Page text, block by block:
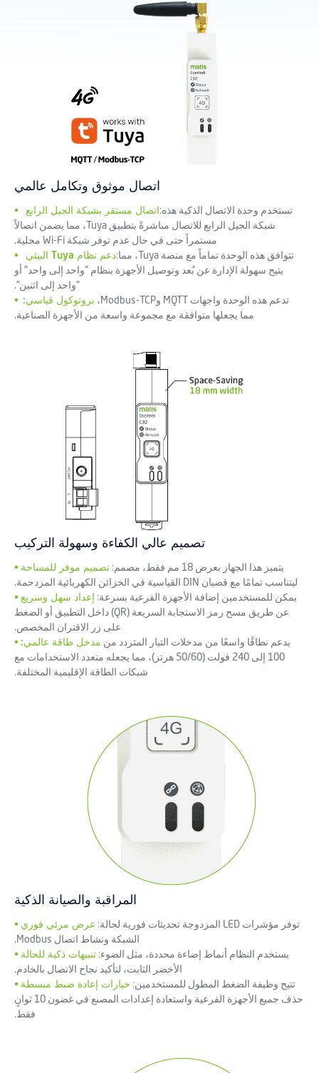
اتصال موثوق وتكامل عالمي
• اتصال مستقر بشبكة الجيل الرابع :تستخدم وحدة الاتصال الذكية هذه
شبكة الجيل الرابع للاتصال مباشرةً بتطبيق Tuya، مما يضمن اتصالاً
مستمراً حتى في حال عدم توفر شبكة Wi-Fi محلية.
•
دعم نظام Tuya البيئي:تتوافق هذه الوحدة تماماً مع منصة Tuya، مما
يتيح سهولة الإدارة عن بُعد وتوصيل الأجهزة بنظام "واحد إلى واحد" أو
"واحد إلى اثنين".
• بروتوكول قياسي: تدعم هذه الوحدة واجهات MQTT وModbus-TCP،
مما يجعلها متوافقة مع مجموعة واسعة من الأجهزة الصناعية.
تصميم عالي الكفاءة وسهولة التركيب
• تصميم موفر للمساحة :يتميز هذا الجهاز بعرض 18 مم فقط، مصمم
ليتناسب تمامًا مع قضبان DIN القياسية في الخزائن الكهربائية المزدحمة.
• إعداد سهل وسريع :يمكن للمستخدمين إضافة الأجهزة الفرعية بسرعة
عن طريق مسح رمز الاستجابة السريعة (QR) داخل التطبيق أو الضغط
على زر الاقتران المخصص.
• مدخل طاقة عالمي: يدعم نطاقًا واسعًا من مدخلات التيار المتردد من
100 إلى 240 فولت (50/60 هرتز)، مما يجعله متعدد الاستخدامات مع
شبكات الطاقة الإقليمية المختلفة.
المراقبة والصيانة الذكية
• عرض مرئي فوري :توفر مؤشرات LED المزدوجة تحديثات فورية لحالة
الشبكة ونشاط اتصال Modbus.
• تنبيهات ذكية للحالة :يستخدم النظام أنماط إضاءة محددة، مثل الضوء
الأخضر الثابت، لتأكيد نجاح الاتصال بالخادم.
• خيارات إعادة ضبط مبسطة :تتيح وظيفة الضغط المطول للمستخدمين
حذف جميع الأجهزة الفرعية واستعادة إعدادات المصنع في غضون 10 ثوانٍ
فقط.